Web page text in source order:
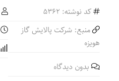
کد نوشته: 5362
منبع: شرکت پالایش گاز
هویزه
بدون دیدگاه